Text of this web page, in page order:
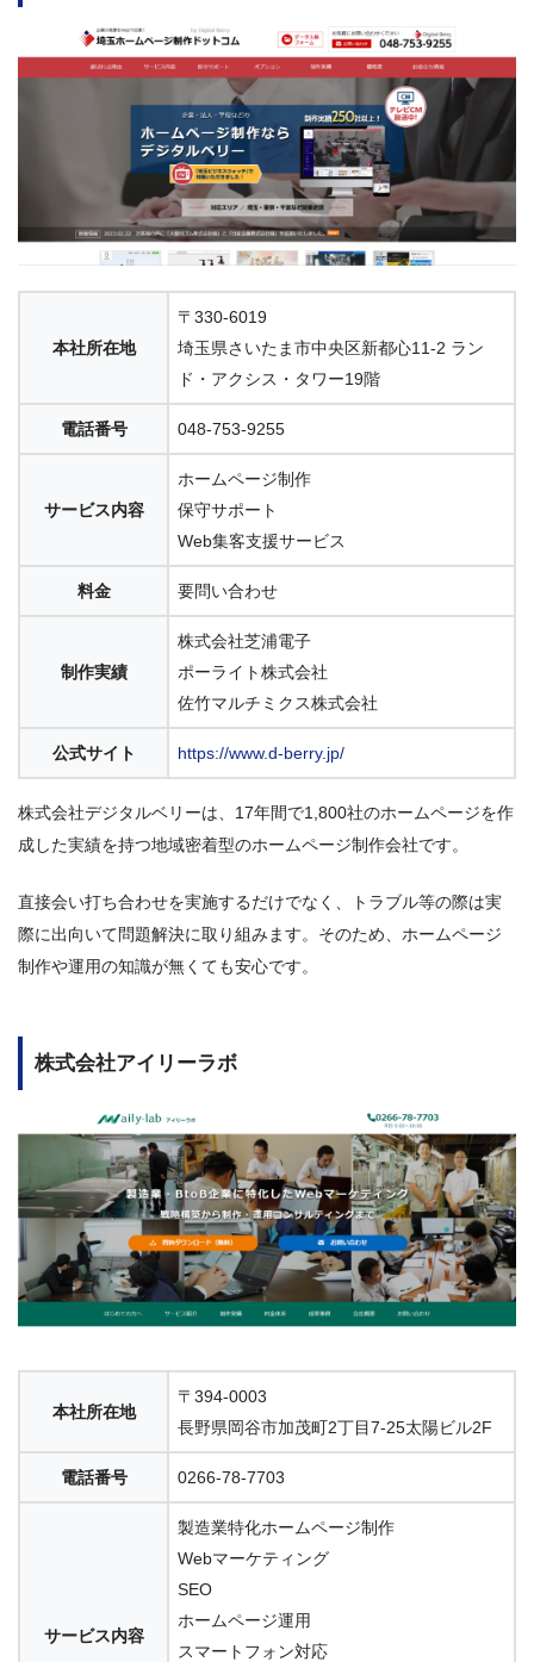
本社所在地
〒330-6019
埼玉県さいたま市中央区新都心11-2 ラン
ド・アクシス・タワー19階
電話番号 048-753-9255
サービス内容
ホームページ制作
保守サポート
Web集客支援サービス
料金 要問い合わせ
制作実績
株式会社芝浦電子
ポーライト株式会社
佐竹マルチミクス株式会社
公式サイト https://www.d-berry.jp/
株式会社デジタルベリーは、17年間で1,800社のホームページを作
成した実績を持つ地域密着型のホームページ制作会社です。
直接会い打ち合わせを実施するだけでなく、トラブル等の際は実
際に出向いて問題解決に取り組みます。そのため、ホームページ
制作や運用の知識が無くても安心です。
株式会社アイリーラボ
本社所在地
〒394-0003
長野県岡谷市加茂町2丁目7-25太陽ビル2F
電話番号 0266-78-7703
サービス内容
製造業特化ホームページ制作
Webマーケティング
SEO
ホームページ運用
スマートフォン対応